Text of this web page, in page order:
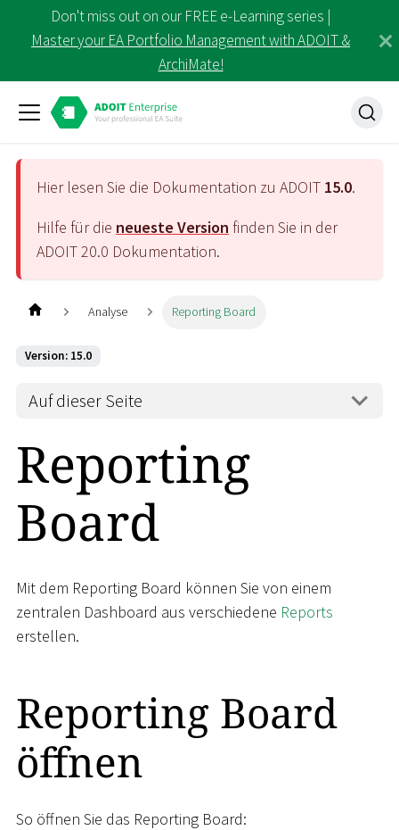
Don't miss out on our FREE e-Learning series |
Master your EA Portfolio Management with ADOIT &
ArchiMate!
Hier lesen Sie die Dokumentation zu ADOIT 15.0.
Hilfe für die neueste Version finden Sie in der
ADOIT20.0 Dokumentation.
Analyse Reporting Board
Version: 15.0
Auf dieser Seite
Reporting
Board
Mit dem Reporting Board können Sie von einem
zentralen Dashboard aus verschiedene Reports
erstellen.
Reporting Board
öffnen
So öffnen Sie das Reporting Board: